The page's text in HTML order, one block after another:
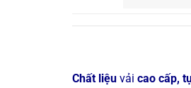
Chất liệu vải cao cấp,